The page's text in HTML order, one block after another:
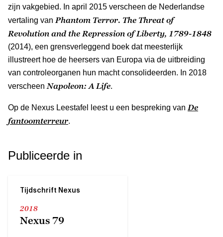
zijn vakgebied. In april 2015 verscheen de Nederlandse
vertaling van Phantom Terror. The Threat of
Revolution and the Repression of Liberty, 1789-1848
(2014), een grensverleggend boek dat meesterlijk
illustreert hoe de heersers van Europa via de uitbreiding
van controleorganen hun macht consolideerden. In 2018
verscheen Napoleon: A Life.
Op de Nexus Leestafel leest u een bespreking van De
fantoomterreur.
Publiceerde in
Tijdschrift Nexus
2018
Nexus 79